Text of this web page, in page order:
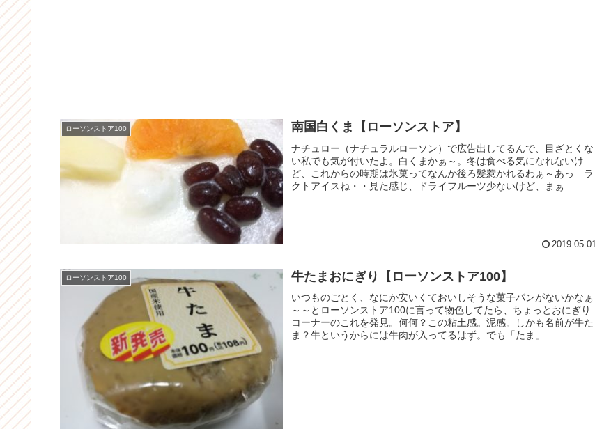
ローソンストア100 南国白くま【ローソンストア】
ナチュロー（ナチュラルローソン）で広告出してるんで、目ざとくな
い私でも気が付いたよ。白くまかぁ～。冬は食べる気になれないけ
ど、これからの時期は氷菓ってなんか後ろ髪惹かれるわぁ～あっ ラ
クトアイスね・・見た感じ、ドライフルーツ少ないけど、まぁ...
2019.05.01
ローソンストア100 牛たまおにぎり【ローソンストア100】
いつものごとく、なにか安いくておいしそうな菓子パンがないかなぁ
～～とローソンストア100に言って物色してたら、ちょっとおにぎり
コーナーのこれを発見。何何？この粘土感。泥感。しかも名前が牛た
ま？牛というからには牛肉が入ってるはず。でも「たま」...